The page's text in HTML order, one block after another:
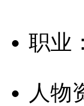
职业
人物